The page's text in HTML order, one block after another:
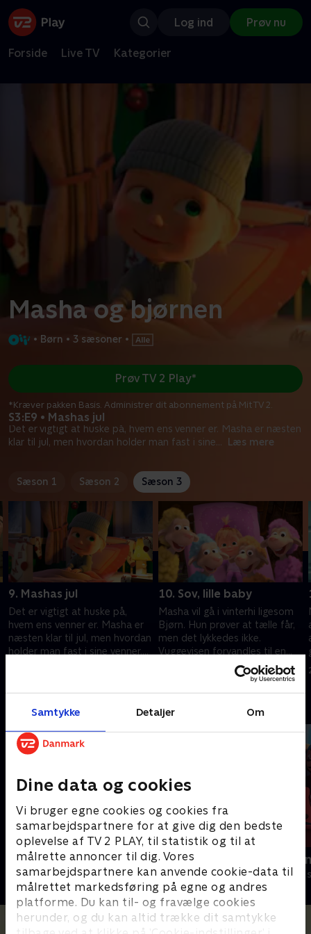
Samtykke Detaljer Om
Dine data og cookies
Vi bruger egne cookies og cookies fra
samarbejdspartnere for at give dig den bedste
oplevelse af TV 2 PLAY, til statistik og til at
målrette annoncer til dig. Vores
samarbejdspartnere kan anvende cookie-data til
målrettet markedsføring på egne og andres
platforme. Du kan til- og fravælge cookies
herunder, og du kan altid trække dit samtykke
Log ind Prøv nu
Forside Live TV Kategorier
Masha og bjørnen
• Børn • 3 sæsoner •
S3:E9 • Mashas jul
Det er vigtigt at huske på, hvem ens venner er. Masha er næsten
klar til jul, men hvordan holder man fast i sine... Læs mere
Prøv TV 2 Play*
*Kræver pakken Basis. Administrer dit abonnement på Mit TV 2.
Sæson 1 Sæson 2 Sæson 3
9. Mashas jul
Det er vigtigt at huske på,
hvem ens venner er. Masha er
næsten klar til jul, men hvordan
holder man fast i sine venner,
10. Sov, lille baby
Masha vil gå i vinterhi ligesom
Bjørn. Hun prøver at tælle får,
men det lykkedes ikke.
Vuggevisen forvandles til en
sjov fest med masser af dans
6. marts 2021 • 6 min
Andre så også
Gurli Gris
Børneserier • 4 sæsoner
Rasmus
Børneserier • 3